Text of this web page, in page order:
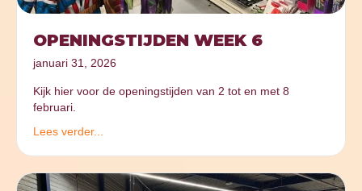
OPENINGSTIJDEN WEEK 6
januari 31, 2026
Kijk hier voor de openingstijden van 2 tot en met 8
februari.
Lees verder...